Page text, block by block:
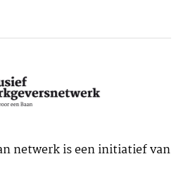
netwerk is een initiatief van